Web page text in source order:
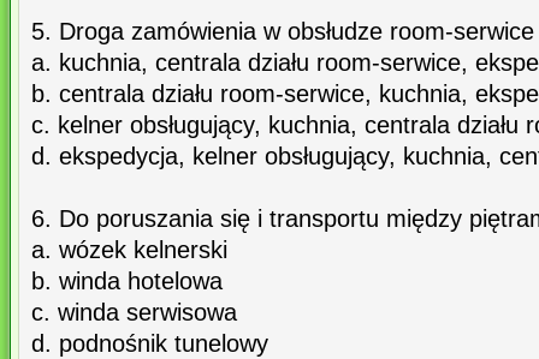
5. Droga zamówienia w obsłudze room-
a. kuchnia, centrala działu room-serwice,
b. centrala działu room-serwice, kuchnia,
c. kelner obsługujący, kuchnia, centrala działu
d. ekspedycja, kelner obsługujący, kuchnia,
6. Do poruszania się i transportu między
a. wózek kelnerski
b. winda hotelowa
c. winda serwisowa
d. podnośnik tunelowy